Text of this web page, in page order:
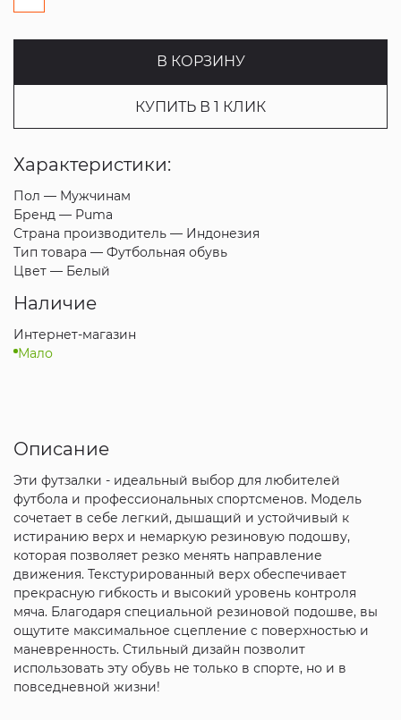
В КОРЗИНУ
КУПИТЬ В 1 КЛИК
Характеристики:
Пол — Мужчинам
Бренд — Puma
Страна производитель — Индонезия
Тип товара — Футбольная обувь
Цвет — Белый
Наличие
Интернет-магазин
Мало
Описание
Эти футзалки - идеальный выбор для любителей
футбола и профессиональных спортсменов. Модель
сочетает в себе легкий, дышащий и устойчивый к
истиранию верх и немаркую резиновую подошву,
которая позволяет резко менять направление
движения. Текстурированный верх обеспечивает
прекрасную гибкость и высокий уровень контроля
мяча. Благодаря специальной резиновой подошве, вы
ощутите максимальное сцепление с поверхностью и
маневренность. Стильный дизайн позволит
использовать эту обувь не только в спорте, но и в
повседневной жизни!